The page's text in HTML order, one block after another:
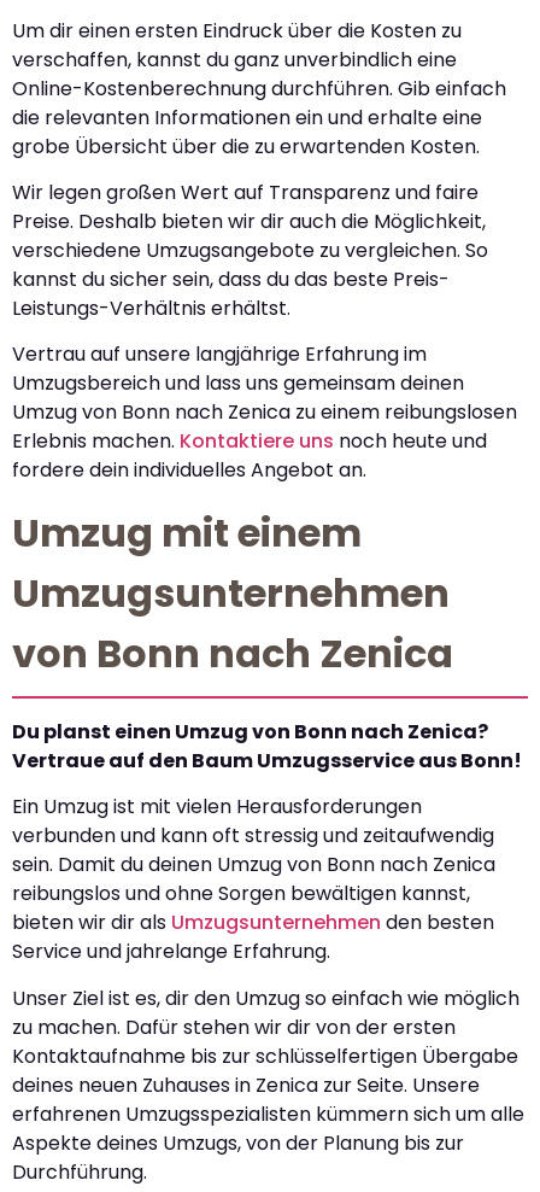
Um dir einen ersten Eindruck über die Kosten zu
verschaffen, kannst du ganz unverbindlich eine
Online-Kostenberechnung durchführen. Gib einfach
die relevanten Informationen ein und erhalte eine
grobe Übersicht über die zu erwartenden Kosten.
Wir legen großen Wert auf Transparenz und faire
Preise. Deshalb bieten wir dir auch die Möglichkeit,
verschiedene Umzugsangebote zu vergleichen. So
kannst du sicher sein, dass du das beste Preis-
Leistungs-Verhältnis erhältst.
Vertrau auf unsere langjährige Erfahrung im
Umzugsbereich und lass uns gemeinsam deinen
Umzug von Bonn nach Zenica zu einem reibungslosen
Erlebnis machen. Kontaktiere uns noch heute und
fordere dein individuelles Angebot an.
Umzug mit einem
Umzugsunternehmen
von Bonn nach Zenica
Du planst einen Umzug von Bonn nach Zenica?
Vertraue auf den Baum Umzugsservice aus Bonn!
Ein Umzug ist mit vielen Herausforderungen
verbunden und kann oft stressig und zeitaufwendig
sein. Damit du deinen Umzug von Bonn nach Zenica
reibungslos und ohne Sorgen bewältigen kannst,
bieten wir dir als Umzugsunternehmen den besten
Service und jahrelange Erfahrung.
Unser Ziel ist es, dir den Umzug so einfach wie möglich
zu machen. Dafür stehen wir dir von der ersten
Kontaktaufnahme bis zur schlüsselfertigen Übergabe
deines neuen Zuhauses in Zenica zur Seite. Unsere
erfahrenen Umzugsspezialisten kümmern sich um alle
Aspekte deines Umzugs, von der Planung bis zur
Durchführung.